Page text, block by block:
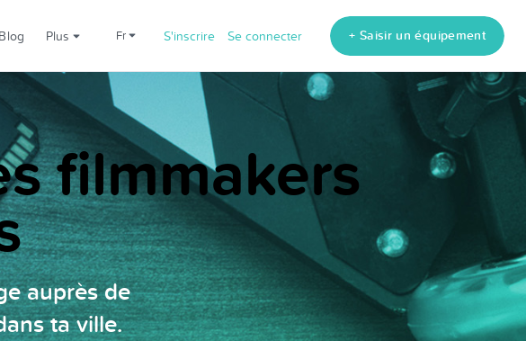
Blog Plus fr S'inscrire Se connecter + Saisir un équipement
filmmakers
auprès de
ta ville.